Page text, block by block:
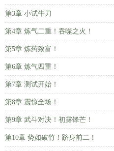
第3章 小试牛刀
第4章 炼气二重！吞噬之火！
第5章 炼药致富！
第6章 炼气四重！
第7章 测试开始！
第8章 震惊全场！
第9章 武斗对决！初露锋芒！
第10章 势如破竹！跻身前二！